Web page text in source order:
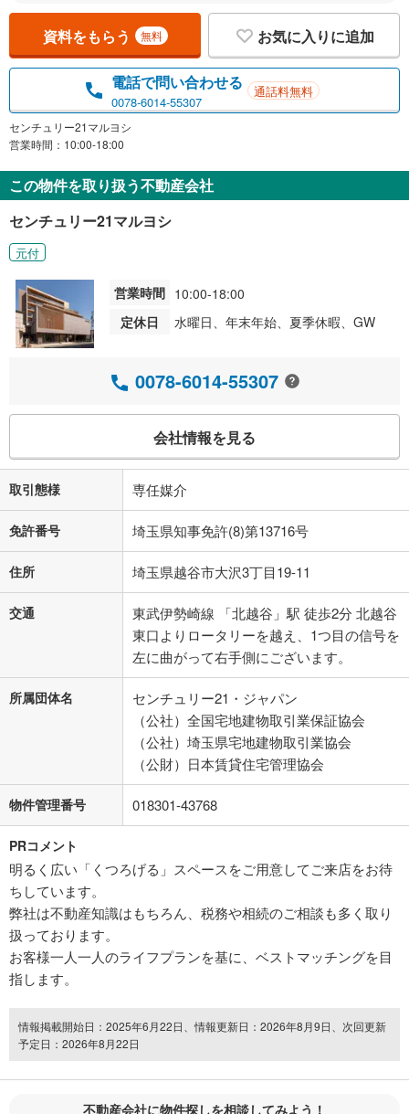
資料をもらう 無料 お気に入りに追加
電話で問い合わせる
0078-6014-55307
通話料無料
センチュリー21マルヨシ
営業時間：10:00-18:00
この物件を取り扱う不動産会社
センチュリー21マルヨシ
元付
営業時間 10:00-18:00
定休日
水曜日、年末年始、夏季休暇、GW
0078-6014-55307
会社情報を見る
取引態様 専任媒介
免許番号 埼玉県知事免許(8)第13716号
住所 埼玉県越谷市大沢3丁目19-11
交通
東武伊勢崎線 「北越谷」駅 徒歩2分 北越谷
東口よりロータリーを越え、1つ目の信号を
左に曲がって右手側にございます。
所属団体名
センチュリー21・ジャパン
（公社）全国宅地建物取引業保証協会
（公社）埼玉県宅地建物取引業協会
（公財）日本賃貸住宅管理協会
物件管理番号 018301-43768
PRコメント
明るく広い「くつろげる」スペースをご用意してご来店をお待
ちしています。
弊社は不動産知識はもちろん、税務や相続のご相談も多く取り
扱っております。
お客様一人一人のライフプランを基に、ベストマッチングを目
指します。
情報掲載開始日：2025年6月22日、情報更新日：2026年8月9日、次回更新
予定日：2026年8月22日
不動産会社に物件探しを相談してみよう！